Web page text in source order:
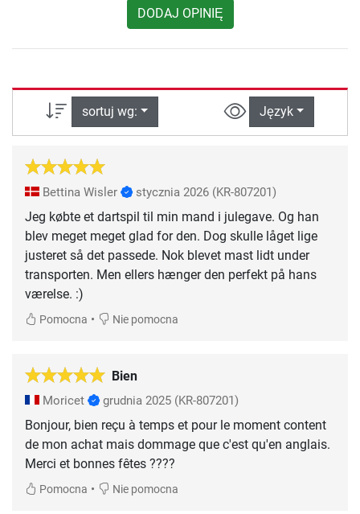
DODAJ OPINIĘ
sortuj wg: Język
Bettina Wisler stycznia 2026 (KR-807201)
Jeg købte et dartspil til min mand i julegave. Og han
blev meget meget glad for den. Dog skulle låget lige
justeret så det passede. Nok blevet mast lidt under
transporten. Men ellers hænger den perfekt på hans
værelse. :)
Pomocna • Nie pomocna
Bien
Moricet grudnia 2025 (KR-807201)
Bonjour, bien reçu à temps et pour le moment content
de mon achat mais dommage que c'est qu'en anglais.
Merci et bonnes fêtes ????
Pomocna • Nie pomocna